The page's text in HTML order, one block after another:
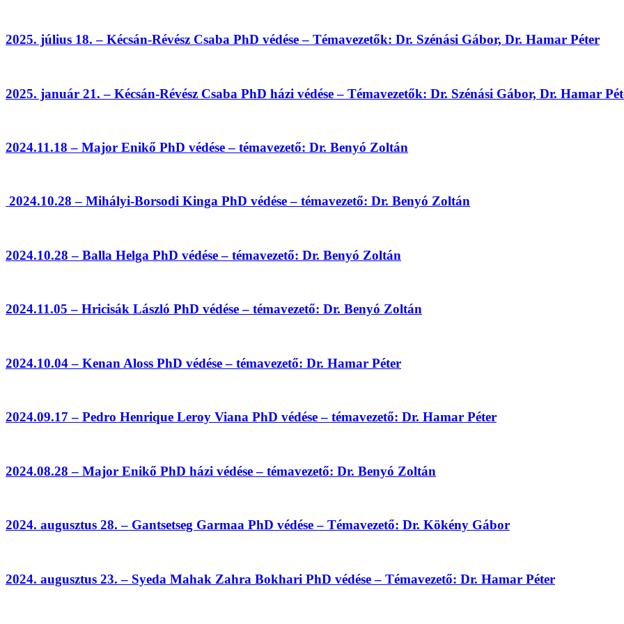
2025. július 18. – Kécsán-Révész Csaba PhD védése – Témavezetők: Dr. Szénási Gábor, Dr. Hamar Péter
2025. január 21. – Kécsán-Révész Csaba PhD házi védése – Témavezetők: Dr. Szénási Gábor, Dr. Hamar
2024.11.18 – Major Enikő PhD védése – témavezető: Dr. Benyó Zoltán
2024.10.28 – Mihályi-Borsodi Kinga PhD védése – témavezető: Dr. Benyó Zoltán
2024.10.28 – Balla Helga PhD védése – témavezető: Dr. Benyó Zoltán
2024.11.05 – Hricisák László PhD védése – témavezető: Dr. Benyó Zoltán
2024.10.04 – Kenan Aloss PhD védése – témavezető: Dr. Hamar Péter
2024.09.17 – Pedro Henrique Leroy Viana PhD védése – témavezető: Dr. Hamar Péter
2024.08.28 – Major Enikő PhD házi védése – témavezető: Dr. Benyó Zoltán
2024. augusztus 28. – Gantsetseg Garmaa PhD védése – Témavezető: Dr. Kökény Gábor
2024. augusztus 23. – Syeda Mahak Zahra Bokhari PhD védése – Témavezető: Dr. Hamar Péter